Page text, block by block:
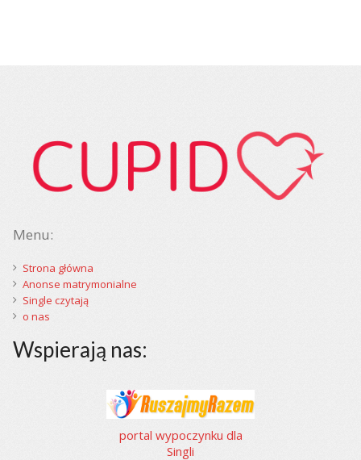
Menu:
Strona główna
Anonse matrymonialne
Single czytają
o nas
Wspierają nas:
portal wypoczynku dla
Singli